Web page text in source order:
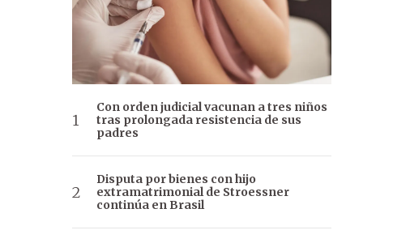
Con orden judicial vacunan a tres niños
tras prolongada resistencia de sus
padres
Disputa por bienes con hijo
extramatrimonial de Stroessner
continúa en Brasil